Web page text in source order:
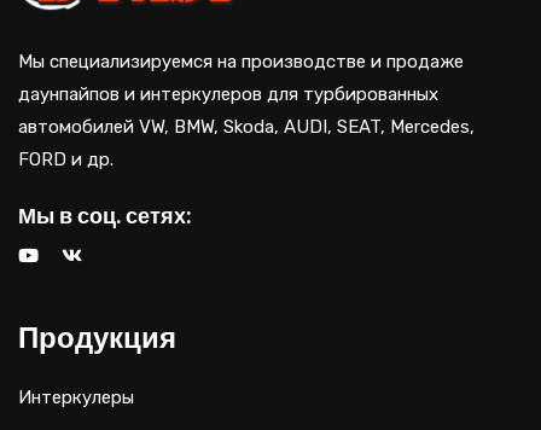
Мы специализируемся на производстве и продаже
даунпайпов и интеркулеров для турбированных
автомобилей VW, BMW, Skoda, AUDI, SEAT, Mercedes,
FORD и др.
Мы в соц. сетях:
Продукция
Интеркулеры